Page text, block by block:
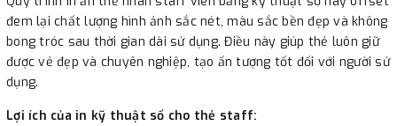
đem lại chất lượng hình ảnh sắc nét, màu sắc bền đẹp và không
bong tróc sau thời gian dài sử dụng. Điều này giúp thẻ luôn giữ
được vẻ đẹp và chuyên nghiệp, tạo ấn tượng tốt đối với người sử
dụng.
Lợi ích của in kỹ thuật số cho thẻ staff: